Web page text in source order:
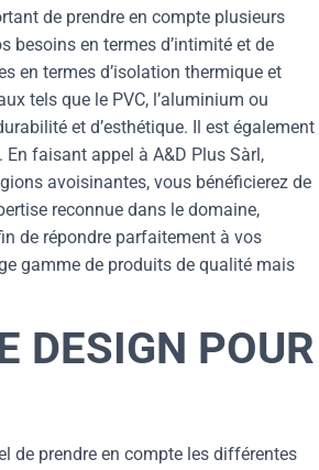
de prendre en compte plusieurs
besoins en termes d’intimité et de
en termes d’isolation thermique et
tels que le PVC, l’aluminium ou
et d’esthétique. Il est également
faisant appel à A&D Plus Sàrl,
avoisinantes, vous bénéficierez de
reconnue dans le domaine,
de répondre parfaitement à vos
gamme de produits de qualité mais
DESIGN POUR
de prendre en compte les différentes